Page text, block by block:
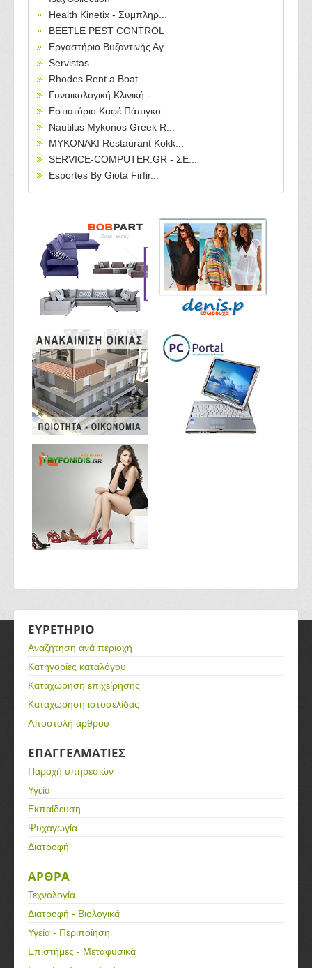
Health Kinetix - Συμπληρ...
BEETLE PEST CONTROL
Εργαστήριο Βυζαντινής Αγ...
Servistas
Rhodes Rent a Boat
Γυναικολογική Κλινική - ...
Εστιατόριο Καφέ Πάπιγκο ...
Nautilus Mykonos Greek R...
MYKONAKI Restaurant Kokk...
SERVICE-COMPUTER.GR - ΣΕ...
Esportes By Giota Firfir...
ΕΥΡΕΤΗΡΙΟ
Αναζήτηση ανά περιοχή
Κατηγορίες καταλόγου
Καταχώρηση επιχείρησης
Καταχώρηση ιστοσελίδας
Αποστολή άρθρου
ΕΠΑΓΓΕΛΜΑΤΙΕΣ
Παροχή υπηρεσιών
Υγεία
Εκπαίδευση
Ψυχαγωγία
Διατροφή
ΑΡΘΡΑ
Τεχνολογία
Διατροφή - Βιολογικά
Υγεία - Περιποίηση
Επιστήμες - Μεταφυσικά